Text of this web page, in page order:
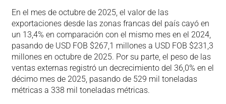
En el mes de octubre de 2025, el valor de las
exportaciones desde las zonas francas del país cayó en
un 13,4% en comparación con el mismo mes en el 2024,
pasando de USD FOB $267,1 millones a USD FOB $231,3
millones en octubre de 2025. Por su parte, el peso de las
ventas externas registró un decrecimiento del 36,0% en el
décimo mes de 2025, pasando de 529 mil toneladas
métricas a 338 mil toneladas métricas.